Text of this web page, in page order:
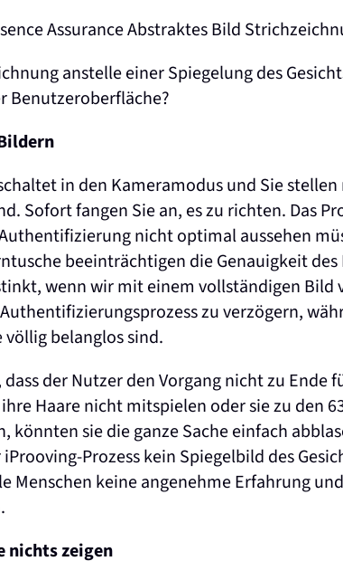
anstelle einer Spiegelung des
Benutzeroberfläche?
in den Kameramodus und Sie
Sofort fangen Sie an, es zu richten. Das
nicht optimal aussehen
beeinträchtigen die Genauigkeit
wenn wir mit einem vollständigen Bild
zu verzögern,
belanglos sind.
der Nutzer den Vorgang nicht zu Ende
Haare nicht mitspielen oder sie zu den
sie die ganze Sache einfach
Prozess kein Spiegelbild des
Menschen keine angenehme Erfahrung
nichts zeigen